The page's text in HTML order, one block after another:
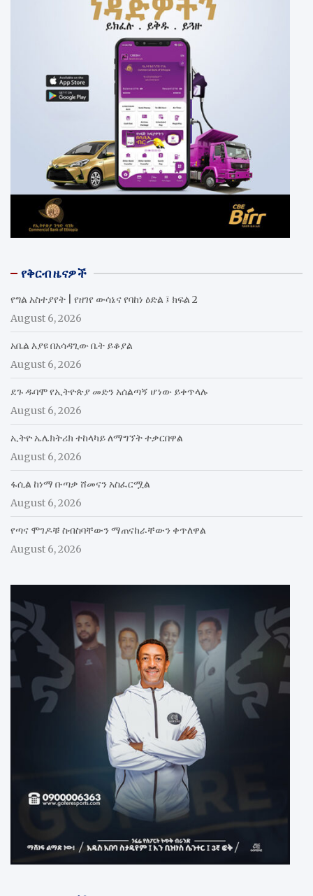
የቅርብ ዜናዎች
የግል አስተያየት | የዘገየ ውሳኔና የባከነ ዕድል ፤ ክፍል 2
August 6, 2026
አቤል እያዩ በአሳዳጊው ቤት ይቆያል
August 6, 2026
ደጉ ዱባሞ የኢትዮጵያ መድን አሰልጣኝ ሆነው ይቀጥላሉ
August 6, 2026
ኢትዮ ኤሌክትሪክ ተከላካይ ለማግኘት ተቃርበዋል
August 6, 2026
ፋሲል ከነማ ቡጣቃ ሸመናን አስፈርሟል
August 6, 2026
የጣና ሞገዶቹ ስብስባቸውን ማጠናከራቸውን ቀጥለዋል
August 6, 2026